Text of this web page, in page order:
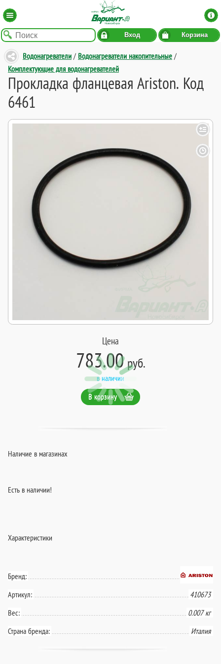
Вход Корзина
Водонагреватели / Водонагреватели накопительные /
Комплектующие для водонагревателей
Прокладка фланцевая Ariston. Код
6461
Цена
783.00руб.
в наличии
В корзину
Наличие в магазинах
Есть в наличии!
Характеристики
Бренд:
Артикул:
410673
Вес:
0.007 кг
Страна бренда:
Италия